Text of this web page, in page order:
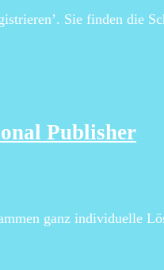
Sie finden die
Publisher
ganz individuelle